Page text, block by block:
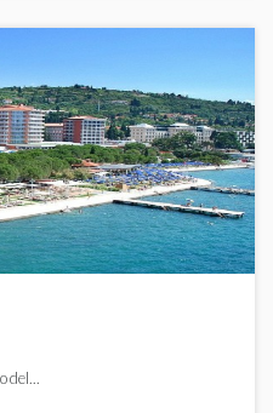
del...